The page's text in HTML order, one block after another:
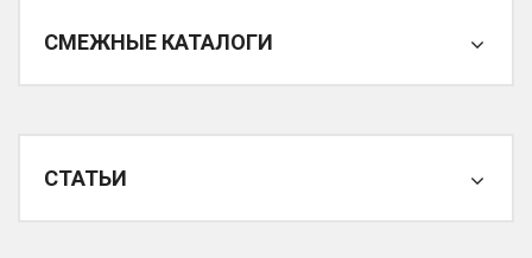
СМЕЖНЫЕ КАТАЛОГИ
СТАТЬИ